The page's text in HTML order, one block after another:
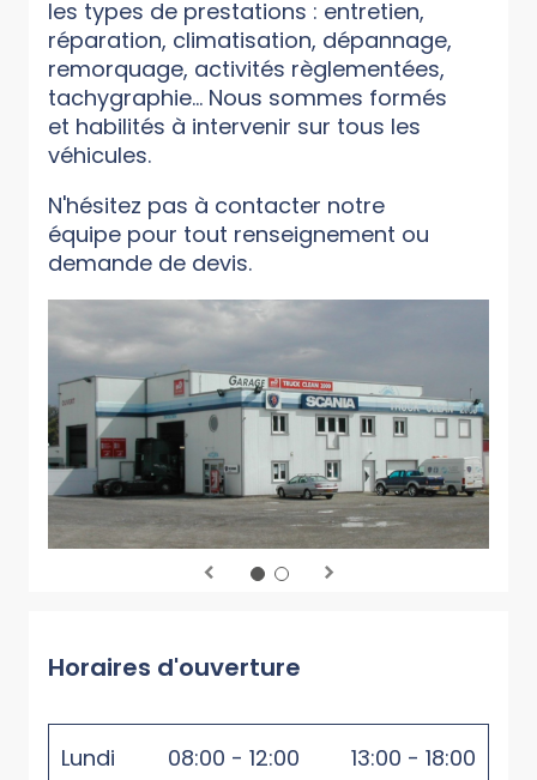
les types de prestations : entretien,
réparation, climatisation, dépannage,
remorquage, activités règlementées,
tachygraphie... Nous sommes formés
et habilités à intervenir sur tous les
véhicules.
N'hésitez pas à contacter notre
équipe pour tout renseignement ou
demande de devis.
Horaires d'ouverture
Lundi 08:00 - 12:00 13:00 - 18:00